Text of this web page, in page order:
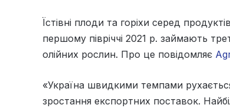
Їстівні плоди та горіхи серед
першому півріччі 2021 р. займають
олійних рослин. Про це повідомляє
«Україна швидкими темпами
зростання експортних поставок.